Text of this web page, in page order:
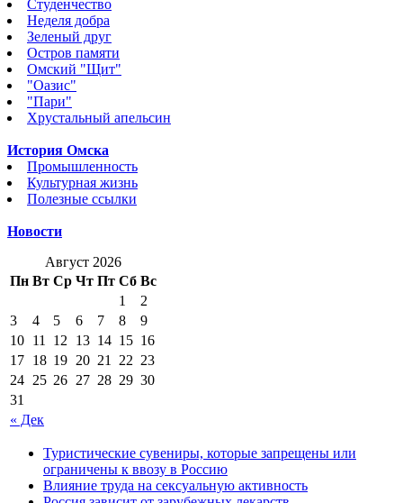
Студенчество
Неделя добра
Зеленый друг
Остров памяти
Омский "Щит"
"Оазис"
"Пари"
Хрустальный апельсин
История Омска
Промышленность
Культурная жизнь
Полезные ссылки
Новости
Август 2026
Пн Вт Ср Чт Пт Сб Вс
« Дек
1
2
3
4 5 6 7 8
9
10 11 12 13 14 15 16
17 18 19 20 21 22 23
24 25 26 27 28 29 30
31
Туристические сувениры, которые запрещены или
ограничены к ввозу в Россию
Влияние труда на сексуальную активность